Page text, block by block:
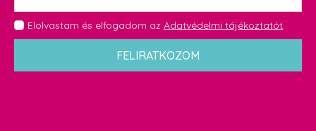
GDPR
*
Elolvastam és elfogadom az Adatvédelmi tájékoztatót.
FELIRATKOZOM